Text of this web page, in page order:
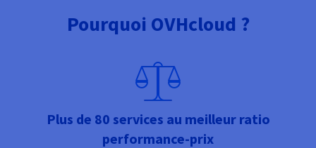
Pourquoi OVHcloud ?
Plus de 80 services au meilleur ratio
performance-prix